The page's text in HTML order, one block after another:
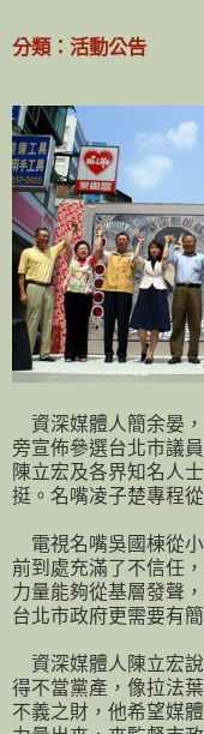
分類：活動公告
資深媒體人簡余晏
旁宣佈參選台北市議
陳立宏及各界知名人
挺。名嘴凌子楚專程
電視名嘴吳國棟從小
前到處充滿了不信任
力量能夠從基層發聲
台北市政府更需要有
資深媒體人陳立宏
得不當黨產，像拉法
不義之財，他希望媒